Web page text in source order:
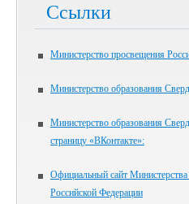
Ссылки
Министерство просвещения
Министерство образования
Министерство образования
страницу «ВКонтакте»:
Официальный сайт
Российской Федерации